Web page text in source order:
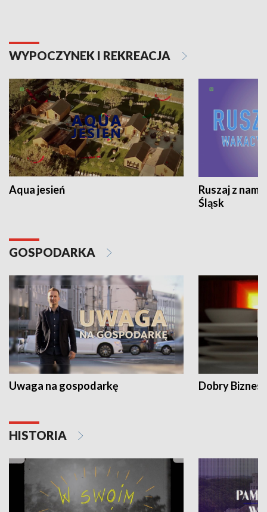
WYPOCZYNEK I REKREACJA
Aqua jesień
Ruszaj z
Śląsk
GOSPODARKA
Uwaga na gospodarkę Dobry Biznes
HISTORIA